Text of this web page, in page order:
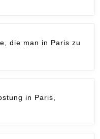
die man in Paris zu
in Paris,